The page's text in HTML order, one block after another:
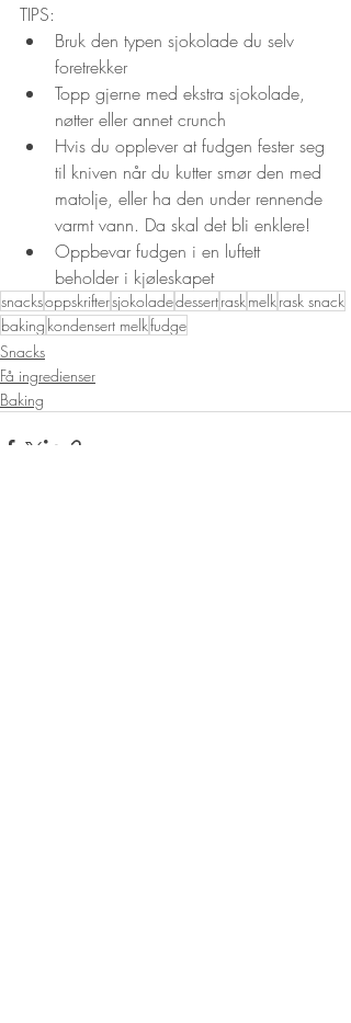
TIPS:
Bruk den typen sjokolade du selv
foretrekker
Topp gjerne med ekstra sjokolade,
nøtter eller annet crunch
Hvis du opplever at fudgen fester seg
til kniven når du kutter smør den med
matolje, eller ha den under rennende
varmt vann. Da skal det bli enklere!
Oppbevar fudgen i en luftett
beholder i kjøleskapet
snacksoppskriftersjokoladedessertraskmelkrask snack
baking kondensert melkfudge
Snacks
Få ingredienser
Baking